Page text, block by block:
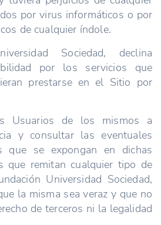
por virus informáticos o por
de cualquier índole.
Sociedad, declina
por los servicios que
prestarse en el Sitio por
Usuarios de los mismos a
y consultar las eventuales
que se expongan en dichas
que remitan cualquier tipo de
Universidad Sociedad,
la misma sea veraz y que no
de terceros ni la legalidad